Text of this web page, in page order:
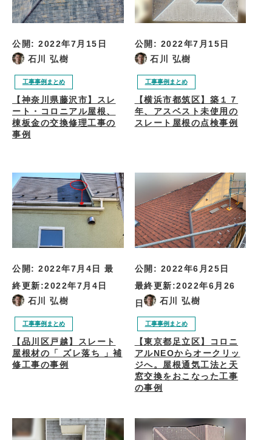
公開: 2022年7月15日
石川 弘樹
工事事例まとめ
【神奈川県藤沢市】スレ
ート・コロニアル屋根、
棟板金の交換修理工事の
事例
公開: 2022年7月15日
石川 弘樹
工事事例まとめ
【横浜市都筑区】築１７
年、アスベスト未使用の
スレート屋根の点検事例
公開: 2022年7月4日
最
終更新:2022年7月4日
石川 弘樹
工事事例まとめ
【品川区戸越】スレート
屋根材の「 ズレ落ち 」補
修工事の事例
公開: 2022年6月25日
最終更新:2022年6月26
日
石川 弘樹
工事事例まとめ
【東京都足立区】コロニ
アルNEOからオークリッ
ジへ。屋根通気工法と天
窓交換をおこなった工事
の事例